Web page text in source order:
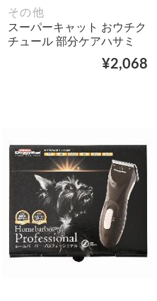
その他
スーパーキャット おウチク
チュール 部分ケアハサミ
¥2,068